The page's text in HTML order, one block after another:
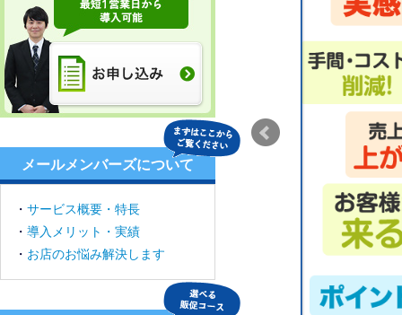
メールメンバーズについて
・ サービス概要・特長
・ 導入メリット・実績
・ お店のお悩み解決します